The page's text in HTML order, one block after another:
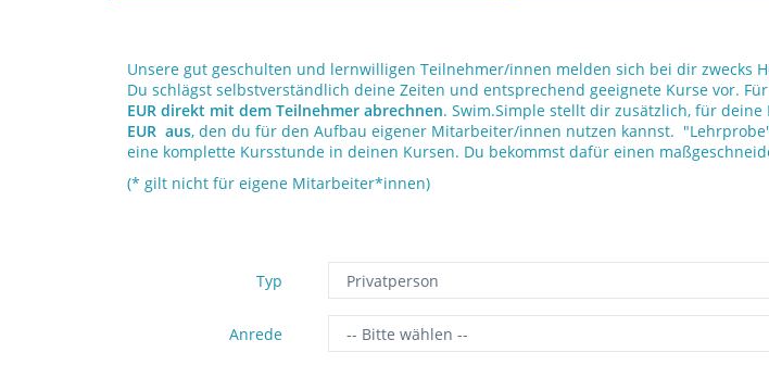
Unsere gut geschulten und lernwilligen Teilnehmer/innen melden sich bei dir
Du schlägst selbstverständlich deine Zeiten und entsprechend geeignete Kurse vor.
EUR direkt mit dem Teilnehmer abrechnen. Swim.Simple stellt dir zusätzlich, für
EUR aus, den du für den Aufbau eigener Mitarbeiter/innen nutzen kannst.
eine komplette Kursstunde in deinen Kursen. Du bekommst dafür einen
(* gilt nicht für eigene Mitarbeiter*innen)
Typ
Anrede